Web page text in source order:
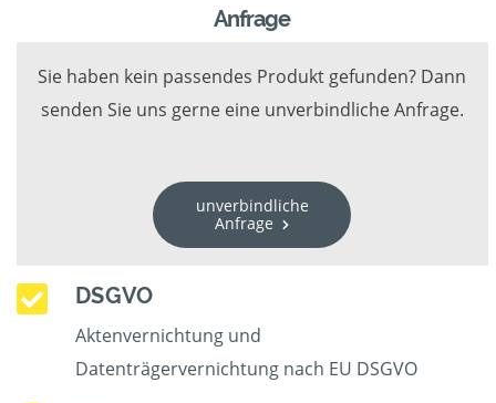
Anfrage
Sie haben kein passendes Produkt gefunden? Dann
senden Sie uns gerne eine unverbindliche Anfrage.
unverbindliche
Anfrage
DSGVO
Aktenvernichtung und
Datenträgervernichtung nach EU DSGVO